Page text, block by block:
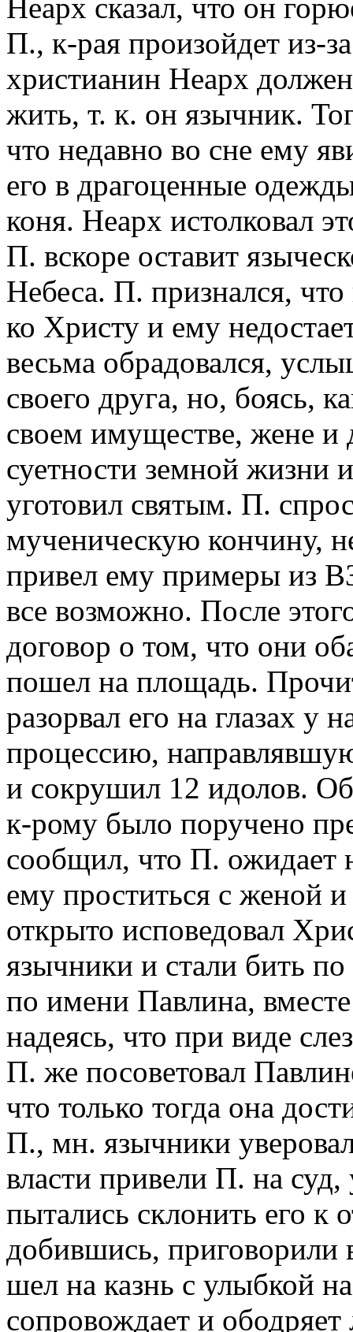
Неарх сказал, что он
П., к-рая произойдет из-
христианин Неарх
жить, т. к. он язычник.
что недавно во сне ему
его в драгоценные
коня. Неарх истолковал
П. вскоре оставит
Небеса. П. признался,
ко Христу и ему
весьма обрадовался,
своего друга, но, боясь,
своем имуществе, жене и
суетности земной жизни
уготовил святым. П.
мученическую кончину,
привел ему примеры из
все возможно. После
договор о том, что они
пошел на площадь.
разорвал его на глазах у
процессию,
и сокрушил 12 идолов.
к-рому было поручено
сообщил, что П. ожидает
ему проститься с женой
открыто исповедовал
язычники и стали бить
по имени Павлина,
надеясь, что при виде
П. же посоветовал
что только тогда она
П., мн. язычники
власти привели П. на
пытались склонить его к
добившись,
шел на казнь с улыбкой
сопровождает и